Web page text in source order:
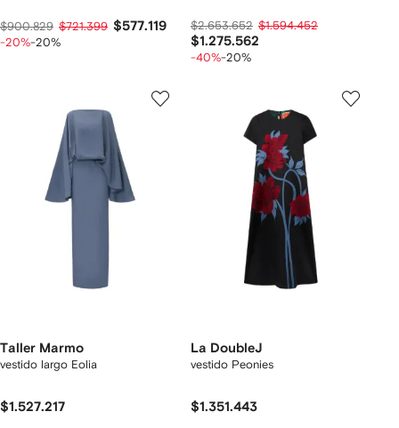
$900.829 $721.399 $577.119
-20%-20%
$2.653.652 $1.594.452
$1.275.562
-40%-20%
Taller Marmo
vestido largo Eolia
$1.527.217
La DoubleJ
vestido Peonies
$1.351.443